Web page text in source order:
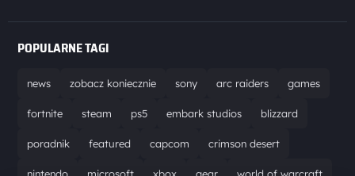
POPULARNE TAGI
news zobacz koniecznie sony arc raiders games
fortnite steam ps5 embark studios blizzard
poradnik featured capcom crimson desert